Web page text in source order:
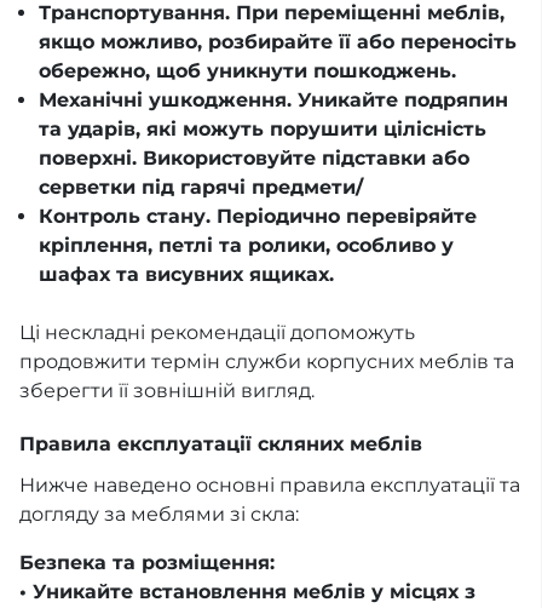
Транспортування. При переміщенні меблів,
якщо можливо, розбирайте її або переносіть
обережно, щоб уникнути пошкоджень.
Механічні ушкодження. Уникайте подряпин
та ударів, які можуть порушити цілісність
поверхні. Використовуйте підставки або
серветки під гарячі предмети/
Контроль стану. Періодично перевіряйте
кріплення, петлі та ролики, особливо у
шафах та висувних ящиках.
Ці нескладні рекомендації допоможуть
продовжити термін служби корпусних меблів та
зберегти її зовнішній вигляд.
Правила експлуатації скляних меблів
Нижче наведено основні правила експлуатації та
догляду за меблями зі скла:
Безпека та розміщення:
• Уникайте встановлення меблів у місцях з